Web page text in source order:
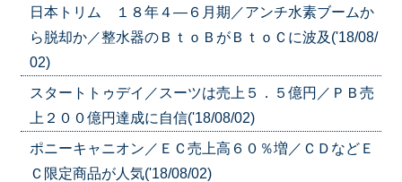
日本トリム １８年４—６月期／アンチ水素ブームか
ら脱却か／整水器のＢｔｏＢがＢｔｏＣに波及('18/08/
02)
スタートトゥデイ／スーツは売上５．５億円／ＰＢ売
上２００億円達成に自信('18/08/02)
ポニーキャニオン／ＥＣ売上高６０％増／ＣＤなどＥ
Ｃ限定商品が人気('18/08/02)